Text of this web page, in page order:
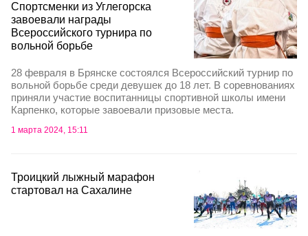
Спортсменки из Углегорска
завоевали награды
Всероссийского турнира по
вольной борьбе
28 февраля в Брянске состоялся Всероссийский турнир по
вольной борьбе среди девушек до 18 лет. В соревнованиях
приняли участие воспитанницы спортивной школы имени
Карпенко, которые завоевали призовые места.
1 марта 2024, 15:11
Троицкий лыжный марафон
стартовал на Сахалине